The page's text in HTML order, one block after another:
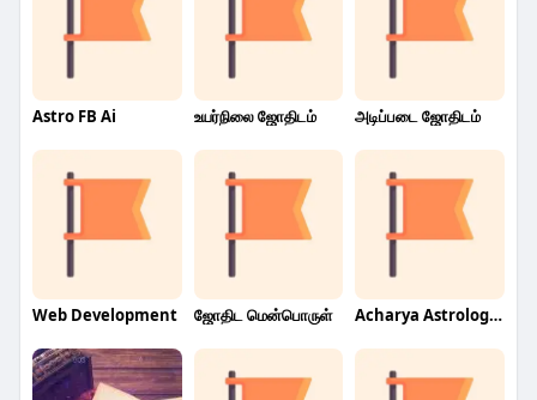
Astro FB Ai உயர்நிலை ஜோதிடம் அடிப்படை ஜோதிடம்
Web Development ஜோதிட மென்பொருள் Acharya Astrology Gurugulam